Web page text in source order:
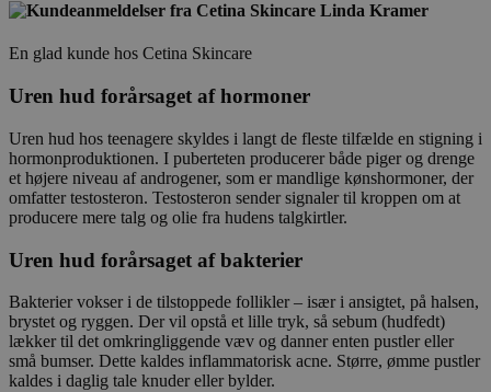
Linda Kramer
En glad kunde hos Cetina Skincare
Uren hud forårsaget af hormoner
Uren hud hos teenagere skyldes i langt de fleste tilfælde en stigning i
hormonproduktionen. I puberteten producerer både piger og drenge
et højere niveau af androgener, som er mandlige kønshormoner, der
omfatter testosteron. Testosteron sender signaler til kroppen om at
producere mere talg og olie fra hudens talgkirtler.
Uren hud forårsaget af bakterier
Bakterier vokser i de tilstoppede follikler – især i ansigtet, på halsen,
brystet og ryggen. Der vil opstå et lille tryk, så sebum (hudfedt)
lækker til det omkringliggende væv og danner enten pustler eller
små bumser. Dette kaldes inflammatorisk acne. Større, ømme pustler
kaldes i daglig tale knuder eller bylder.